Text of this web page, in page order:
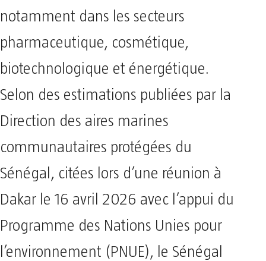
notamment dans les secteurs
pharmaceutique, cosmétique,
biotechnologique et énergétique.
Selon des estimations publiées par la
Direction des aires marines
communautaires protégées du
Sénégal, citées lors d’une réunion à
Dakar le 16 avril 2026 avec l’appui du
Programme des Nations Unies pour
l’environnement (PNUE), le Sénégal